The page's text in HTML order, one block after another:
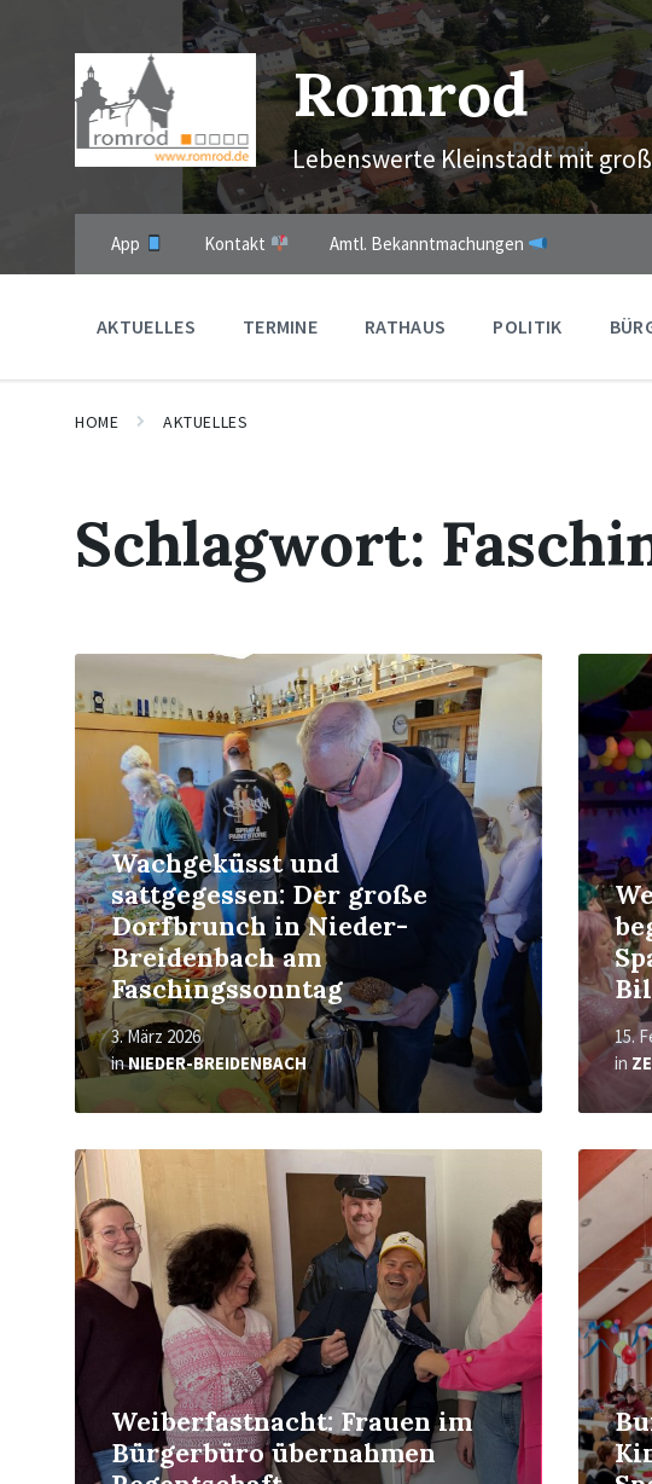
navigation
Romrod
Lebenswerte Kleinstadt mit
App Kontakt Amtl. Bekanntmachungen
AKTUELLES TERMINE RATHAUS POLITIK
HOME AKTUELLES
Schlagwort:
Wachgeküsst und
sattgegessen: Der große
Dorfbrunch in Nieder-
Breidenbach am
Faschingssonntag
3. März 2026
inNIEDER-BREIDENBACH
Read
More
15.
in
Read
More
Weiberfastnacht: Frauen im
Bürgerbüro übernahmen
Read
More
Read
More